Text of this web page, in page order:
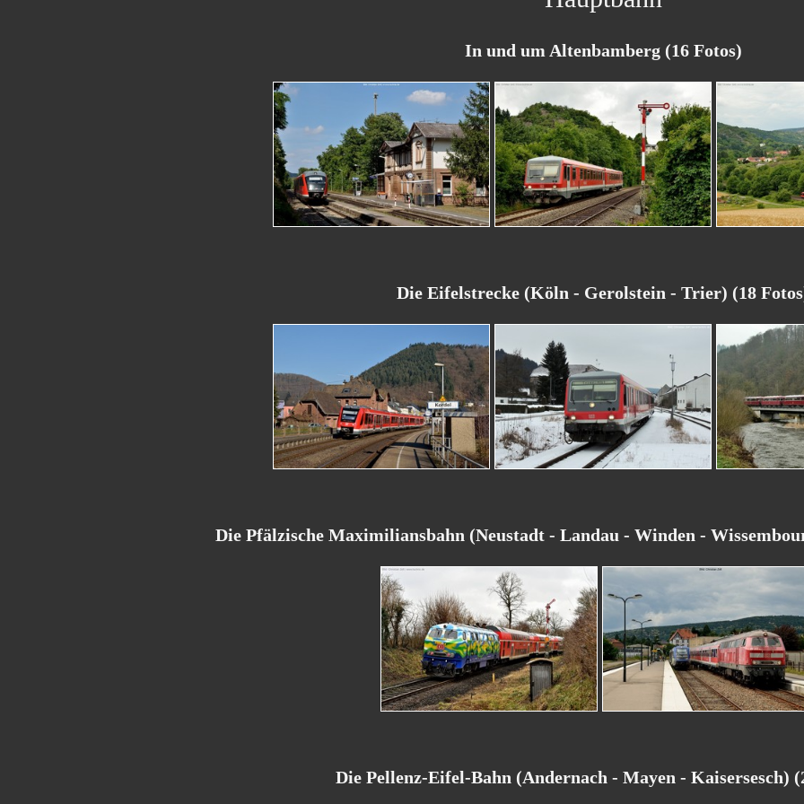
In und um Altenbamberg (16 Fotos)
Die Eifelstrecke (Köln - Gerolstein - Trier) (18
Die Pfälzische Maximiliansbahn (Neustadt - Landau - Winden -
Die Pellenz-Eifel-Bahn (Andernach - Mayen - Kaisersesch)